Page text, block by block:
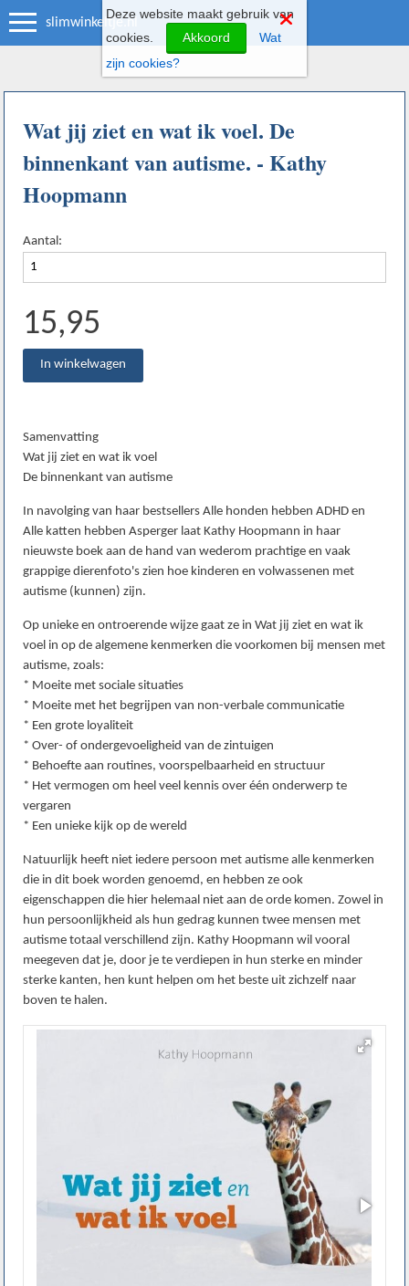
slimwinkeltje.nl
Wat jij ziet en wat ik voel. De
binnenkant van autisme. - Kathy
Hoopmann
Aantal:
15,95
Samenvatting
Wat jij ziet en wat ik voel
De binnenkant van autisme
In navolging van haar bestsellers Alle honden hebben ADHD en
Alle katten hebben Asperger laat Kathy Hoopmann in haar
nieuwste boek aan de hand van wederom prachtige en vaak
grappige dierenfoto's zien hoe kinderen en volwassenen met
autisme (kunnen) zijn.
Op unieke en ontroerende wijze gaat ze in Wat jij ziet en wat ik
voel in op de algemene kenmerken die voorkomen bij mensen met
autisme, zoals:
* Moeite met sociale situaties
* Moeite met het begrijpen van non-verbale communicatie
* Een grote loyaliteit
* Over- of ondergevoeligheid van de zintuigen
* Behoefte aan routines, voorspelbaarheid en structuur
* Het vermogen om heel veel kennis over één onderwerp te
vergaren
* Een unieke kijk op de wereld
Natuurlijk heeft niet iedere persoon met autisme alle kenmerken
die in dit boek worden genoemd, en hebben ze ook
eigenschappen die hier helemaal niet aan de orde komen. Zowel in
hun persoonlijkheid als hun gedrag kunnen twee mensen met
autisme totaal verschillend zijn. Kathy Hoopmann wil vooral
meegeven dat je, door je te verdiepen in hun sterke en minder
sterke kanten, hen kunt helpen om het beste uit zichzelf naar
boven te halen.
Deze website maakt gebruik van
cookies.
Akkoord
Wat
zijn cookies?